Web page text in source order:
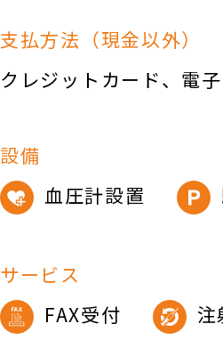
支払方法（現金以外）
クレジットカード
電
設備
血圧計設置
サービス
FAX受付
注